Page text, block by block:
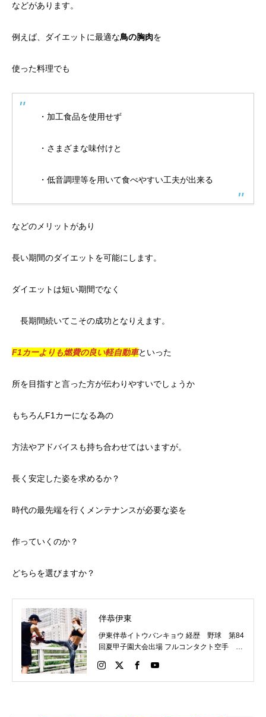
などがあります。
例えば、ダイエットに最適な鳥の胸肉を
使った料理でも
・加工食品を使用せず
・さまざまな味付けと
・低音調理等を用いて食べやすい工夫が出来る
などのメリットがあり
長い期間のダイエットを可能にします。
ダイエットは短い期間でなく
長期間続いてこその成功となりえます。
F1カーよりも燃費の良い軽自動車といった
所を目指すと言った方が伝わりやすいでしょうか
もちろんF1カーになる為の
方法やアドバイスも持ち合わせてはいますが。
長く安定した姿を求めるか？
時代の最先端を行くメンテナンスが必要な姿を
作っていくのか？
どちらを選びますか？
伴恭伊東
伊東伴恭イトウバンキョウ 経歴 野球 第84
回夏甲子園大会出場 フルコンタクト空手 日
パーライト級新人王 FOKウェルター級王者
WMCライト級日本王者 トレーニング依頼は